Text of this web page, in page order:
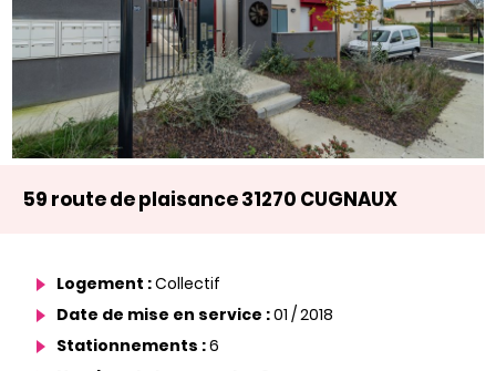
59 route de plaisance 31270 CUGNAUX
Logement :Collectif
Date de mise en service :01 / 2018
Stationnements :6